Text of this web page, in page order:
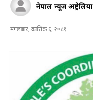
नेपाल न्यूज अष्ट्रेलिया
मंगलबार, कात्तिक ६, २०८१